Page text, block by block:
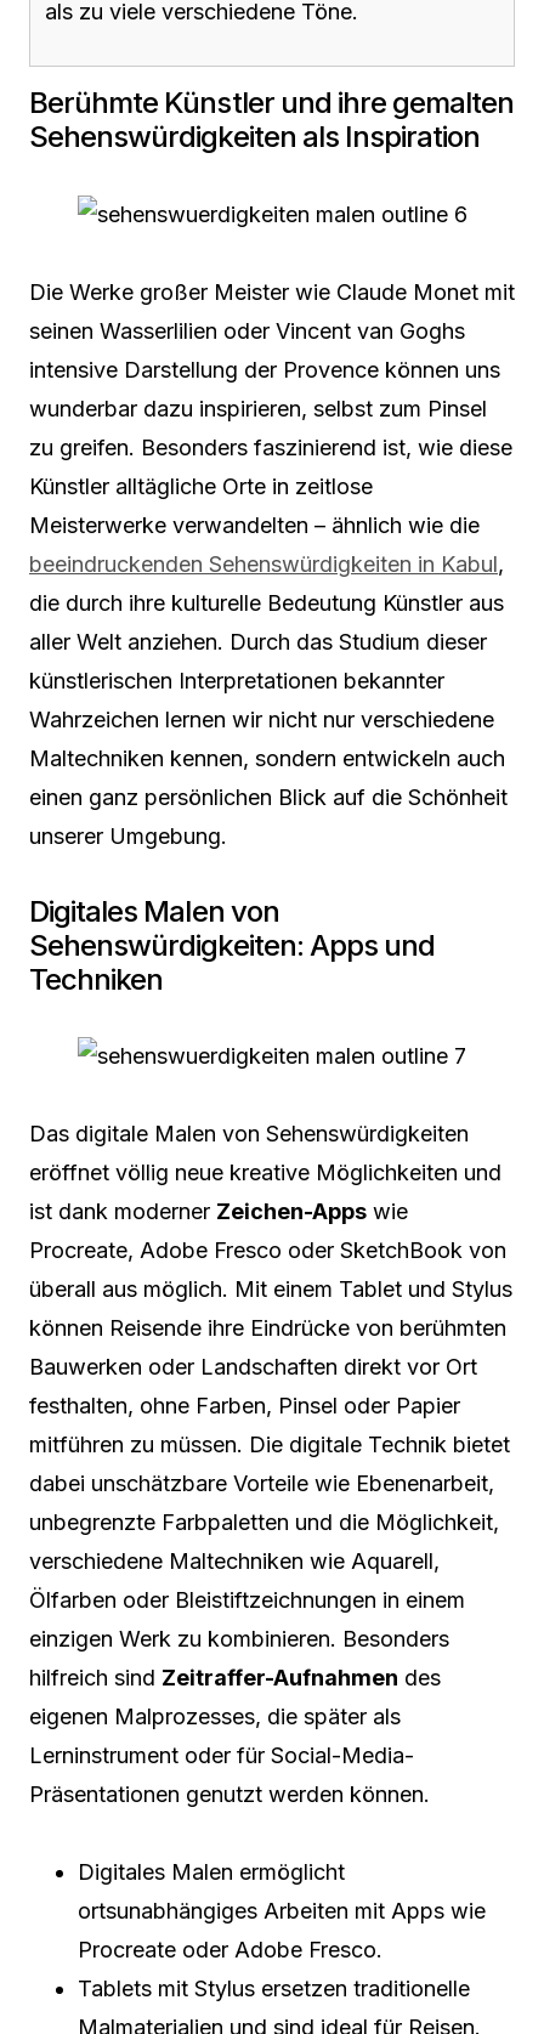
als zu viele verschiedene Töne.
Berühmte Künstler und ihre gemalten
Sehenswürdigkeiten als Inspiration
Die Werke großer Meister wie Claude Monet mit
seinen Wasserlilien oder Vincent van Goghs
intensive Darstellung der Provence können uns
wunderbar dazu inspirieren, selbst zum Pinsel
zu greifen. Besonders faszinierend ist, wie diese
Künstler alltägliche Orte in zeitlose
Meisterwerke verwandelten – ähnlich wie die
beeindruckenden Sehenswürdigkeiten in Kabul,
die durch ihre kulturelle Bedeutung Künstler aus
aller Welt anziehen. Durch das Studium dieser
künstlerischen Interpretationen bekannter
Wahrzeichen lernen wir nicht nur verschiedene
Maltechniken kennen, sondern entwickeln auch
einen ganz persönlichen Blick auf die Schönheit
unserer Umgebung.
Digitales Malen von
Sehenswürdigkeiten: Apps und
Techniken
Das digitale Malen von Sehenswürdigkeiten
eröffnet völlig neue kreative Möglichkeiten und
ist dank moderner Zeichen-Apps wie
Procreate, Adobe Fresco oder SketchBook von
überall aus möglich. Mit einem Tablet und Stylus
können Reisende ihre Eindrücke von berühmten
Bauwerken oder Landschaften direkt vor Ort
festhalten, ohne Farben, Pinsel oder Papier
mitführen zu müssen. Die digitale Technik bietet
dabei unschätzbare Vorteile wie Ebenenarbeit,
unbegrenzte Farbpaletten und die Möglichkeit,
verschiedene Maltechniken wie Aquarell,
Ölfarben oder Bleistiftzeichnungen in einem
einzigen Werk zu kombinieren. Besonders
hilfreich sind Zeitraffer-Aufnahmen des
eigenen Malprozesses, die später als
Lerninstrument oder für Social-Media-
Präsentationen genutzt werden können.
Digitales Malen ermöglicht
ortsunabhängiges Arbeiten mit Apps wie
Procreate oder Adobe Fresco.
Tablets mit Stylus ersetzen traditionelle
Malmaterialien und sind ideal für Reisen.